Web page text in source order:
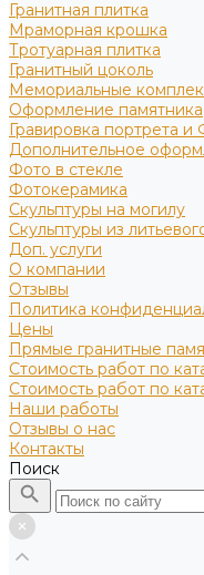
Гранитная плитка
Мраморная крошка
Тротуарная плитка
Гранитный цоколь
Мемориальные
Оформление памятника
Гравировка портрета
Дополнительное
Фото в стекле
Фотокерамика
Скульптуры на могилу
Скульптуры из
Доп. услуги
О компании
Отзывы
Политика
Цены
Прямые гранитные
Стоимость работ по
Стоимость работ по
Наши работы
Отзывы о нас
Контакты
Поиск